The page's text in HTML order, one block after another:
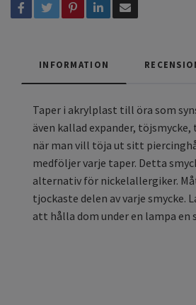
INFORMATION
Taper i akrylplast till öra som
även kallad expander, töjsmycke,
när man vill töja ut sitt
medföljer varje taper. Detta
alternativ för nickelallergiker.
tjockaste delen av varje smycke.
att hålla dom under en lampa en